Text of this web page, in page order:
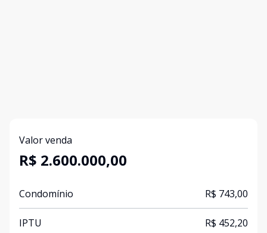
Valor venda
R$ 2.600.000,00
Condomínio R$ 743,00
IPTU R$ 452,20